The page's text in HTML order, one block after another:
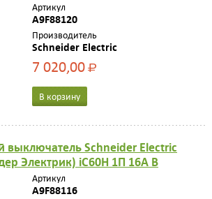
Артикул
A9F88120
Производитель
Schneider Electric
7 020,00Р
В корзину
выключатель Schneider Electric
Электрик) iC60H 1П 16A B
Артикул
A9F88116